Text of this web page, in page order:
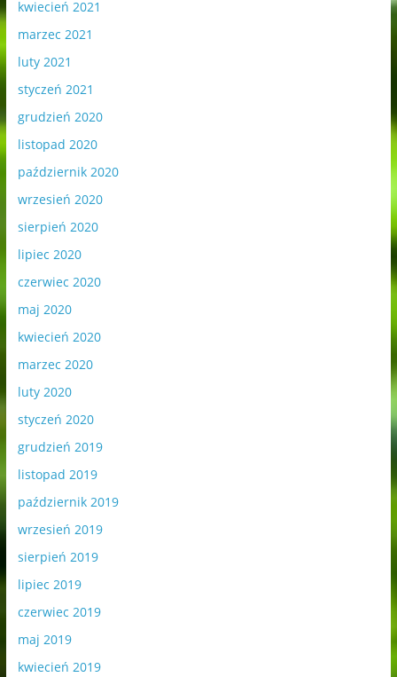
kwiecień 2021
marzec 2021
luty 2021
styczeń 2021
grudzień 2020
listopad 2020
październik 2020
wrzesień 2020
sierpień 2020
lipiec 2020
czerwiec 2020
maj 2020
kwiecień 2020
marzec 2020
luty 2020
styczeń 2020
grudzień 2019
listopad 2019
październik 2019
wrzesień 2019
sierpień 2019
lipiec 2019
czerwiec 2019
maj 2019
kwiecień 2019